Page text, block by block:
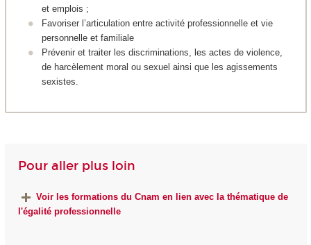
et emplois ;
Favoriser l’articulation entre activité professionnelle et vie
personnelle et familiale
Prévenir et traiter les discriminations, les actes de violence,
de harcèlement moral ou sexuel ainsi que les agissements
sexistes.
Pour aller plus loin
Voir les formations du Cnam en lien avec la thématique de
l'égalité professionnelle